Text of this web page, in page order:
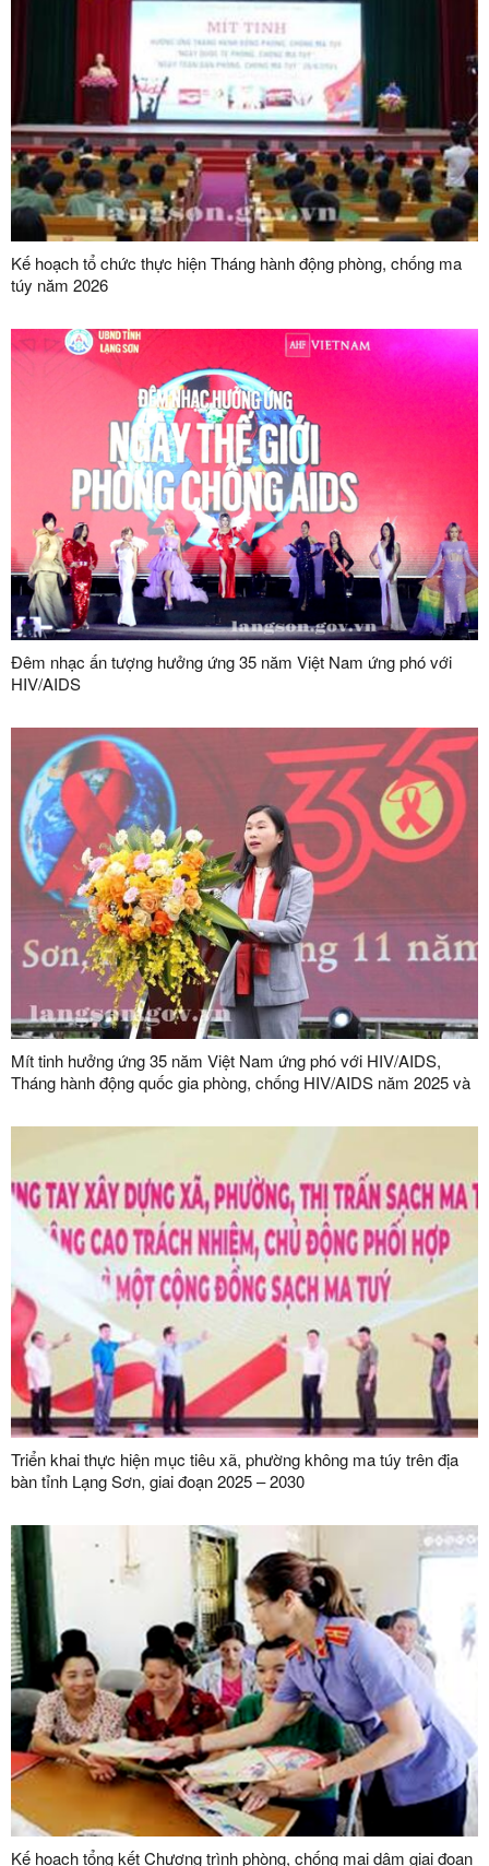
Kế hoạch tổ chức thực hiện Tháng hành động phòng, chống ma
túy năm 2026
Đêm nhạc ấn tượng hưởng ứng 35 năm Việt Nam ứng phó với
HIV/AIDS
Mít tinh hưởng ứng 35 năm Việt Nam ứng phó với HIV/AIDS,
Tháng hành động quốc gia phòng, chống HIV/AIDS năm 2025 và
Triển khai thực hiện mục tiêu xã, phường không ma túy trên địa
bàn tỉnh Lạng Sơn, giai đoạn 2025 – 2030
Kế hoạch tổng kết Chương trình phòng, chống mại dâm giai đoạn